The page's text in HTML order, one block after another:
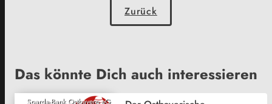
Zurück
Das könnte Dich auch interessieren
Sparda-Bank Ostbayern eG